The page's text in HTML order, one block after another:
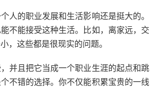
人的职业发展和生活影响还是挺大的。
不能接受这种生活。比如，离家远，交
，这些都是很现实的问题。
并且把它当成一个职业生涯的起点和跳
不错的选择。你不仅能积累宝贵的一线